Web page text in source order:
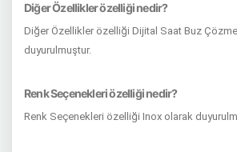
Diğer Özellikler özelliği nedir?
Diğer Özellikler özelliği Dijital Saat Buz
duyurulmuştur.
Renk Seçenekleri özelliği nedir?
Renk Seçenekleri özelliği Inox olarak